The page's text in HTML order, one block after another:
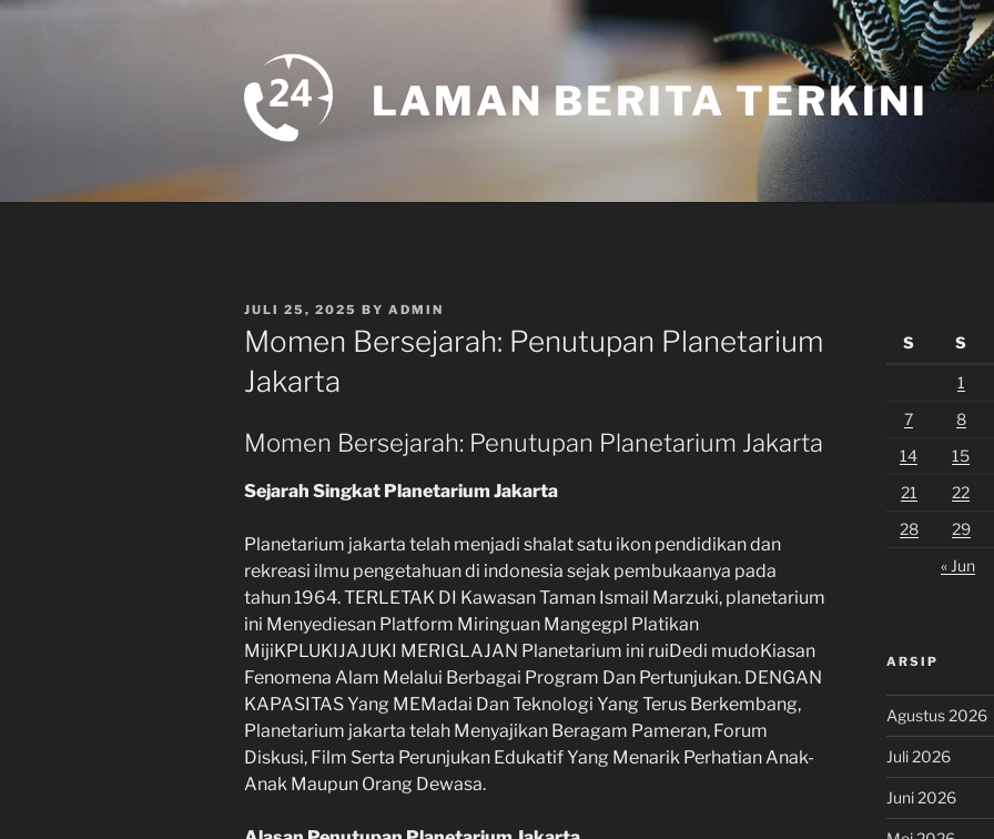
Skip
LAMAN BERITA TERKINI
POSTED
ON
JULI 25, 2025 BY ADMIN
Momen Bersejarah: Penutupan Planetarium
Jakarta
Momen Bersejarah: Penutupan Planetarium Jakarta
Sejarah Singkat Planetarium Jakarta
Planetarium jakarta telah menjadi shalat satu ikon pendidikan dan
rekreasi ilmu pengetahuan di indonesia sejak pembukaanya pada
tahun 1964. TERLETAK DI Kawasan Taman Ismail Marzuki, planetarium
ini Menyediesan Platform Miringuan Mangegpl Platikan
MijiKPLUKIJAJUKI MERIGLAJAN Planetarium ini ruiDedi mudoKiasan
Fenomena Alam Melalui Berbagai Program Dan Pertunjukan. DENGAN
KAPASITAS Yang MEMadai Dan Teknologi Yang Terus Berkembang,
Planetarium jakarta telah Menyajikan Beragam Pameran, Forum
Diskusi, Film Serta Perunjukan Edukatif Yang Menarik Perhatian Anak-
Anak Maupun Orang Dewasa.
S
S
1
7
8
14
15
21
22
28
29
« Jun
ARSIP
Agustus 2026
Juli 2026
Juni 2026